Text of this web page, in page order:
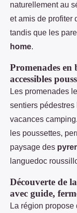
naturellement au
et amis de profiter
tandis que les
home.
Promenades en
accessibles
Les promenades
sentiers
vacances
les poussettes,
paysage des
languedoc
Découverte de
avec guide,
La région propose